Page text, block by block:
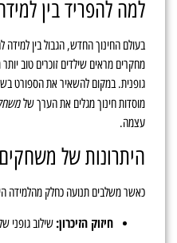
למה להפריד בין
בעולם החינוך החדש, הגבול בין
מחקרים מראים שילדים זוכרים טוב
גופנית. במקום להשאיר את הספורט
מוסדות חינוך מגלים את הערך של
עצמה.
היתרונות של
כאשר משלבים תנועה כחלק מהלמידה
חיזוק הזיכרון: שילוב גופני